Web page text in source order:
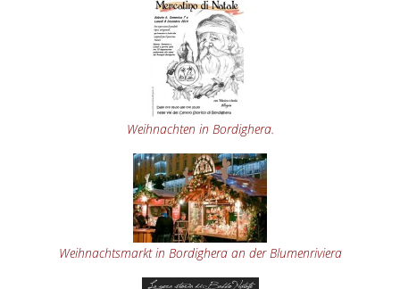
Weihnachten in Bordighera.
Weihnachtsmarkt in Bordighera an der Blumenriviera